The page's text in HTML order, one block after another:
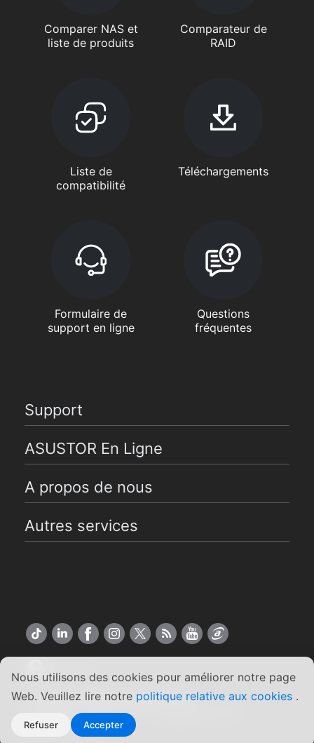
Nous utilisons des cookies pour améliorer notre page
Web. Veuillez lire notre politique relative aux cookies .
Refuser Accepter
Comparer NAS et
liste de produits
Comparateur de
RAID
Liste de
compatibilité
Téléchargements
Formulaire de
support en ligne
Questions
fréquentes
Support
ASUSTOR En Ligne
A propos de nous
Autres services
Copyright ©2026 ASUSTOR Inc.
Conditions générales
confidentialité